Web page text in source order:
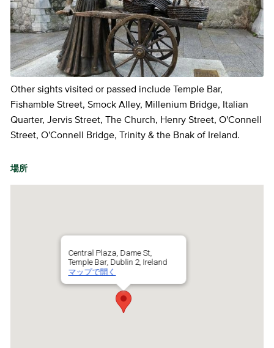
Other sights visited or passed include Temple Bar,
Fishamble Street, Smock Alley, Millenium Bridge, Italian
Quarter, Jervis Street, The Church, Henry Street, O'Connell
Street, O'Connell Bridge, Trinity & the Bnak of Ireland.
場所
Central Plaza, Dame St,
Temple Bar, Dublin 2, Ireland
マップで開く